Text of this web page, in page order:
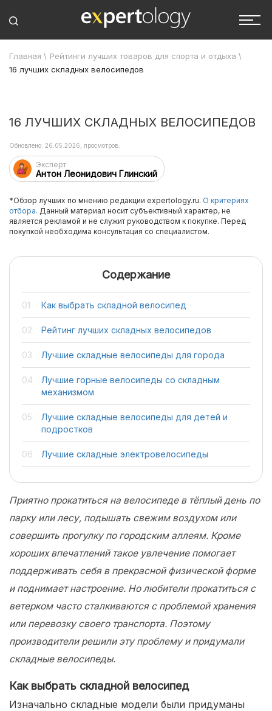
Главная \ Рейтинги лучших товаров для спорта и отдыха \
16 лучших складных велосипедов
16 ЛУЧШИХ СКЛАДНЫХ ВЕЛОСИПЕДОВ
Эксперт
Антон Леонидович Глинский
Обновлено: 26.05.2026, просмотров:
*Обзор лучших по мнению редакции expertology.ru. О критериях
отбора. Данный материал носит субъективный характер, не
является рекламой и не служит руководством к покупке. Перед
покупкой необходима консультация со специалистом.
Содержание
Как выбрать складной велосипед
Рейтинг лучших складных велосипедов
Лучшие складные велосипеды для города
Лучшие горные велосипеды со складным
механизмом
Лучшие складные велосипеды для детей и
подростков
Лучшие складные электровелосипеды
Приятно прокатиться на велосипеде в тёплый день по
парку или лесу, подышать свежим воздухом или
совершить прогулку по городским аллеям. Кроме
хороших впечатлений такое увлечение помогает
поддерживать себя в прекрасной физической форме
и поднимает настроение. Но любители прокатиться с
ветерком часто сталкиваются с проблемой хранения
или перевозку своего транспорта. Поэтому
производители решили эту проблему и придумали
складные велосипеды.
Как выбрать складной велосипед
Изначально складные модели были придуманы